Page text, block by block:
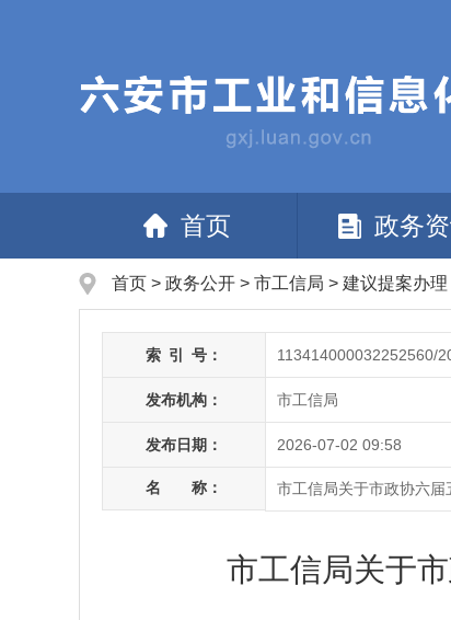
首页 政务
首页 > 政务公开 > 市工信局 > 建议提案办理
索 引 号： 113414000032252560/
发布机构： 市工信局
发布日期： 2026-07-02 09:58
名 称： 市工信局关于市政协六届
市工信局关于